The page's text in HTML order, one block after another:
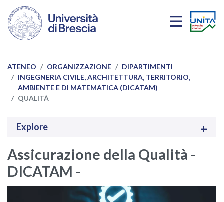
Salta al contenuto principale
ATENEO ORGANIZZAZIONE
DIPARTIMENTI
INGEGNERIA CIVILE, ARCHITETTURA, TERRITORIO,
AMBIENTE E DI MATEMATICA (DICATAM)
QUALITÀ
Explore
Assicurazione della Qualità -
DICATAM -